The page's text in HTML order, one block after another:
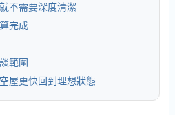
不需要深度清潔
完成
範圍
屋更快回到理想狀態